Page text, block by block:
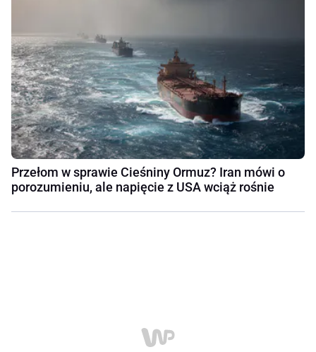
Przełom w sprawie Cieśniny Ormuz? Iran mówi o
porozumieniu, ale napięcie z USA wciąż rośnie